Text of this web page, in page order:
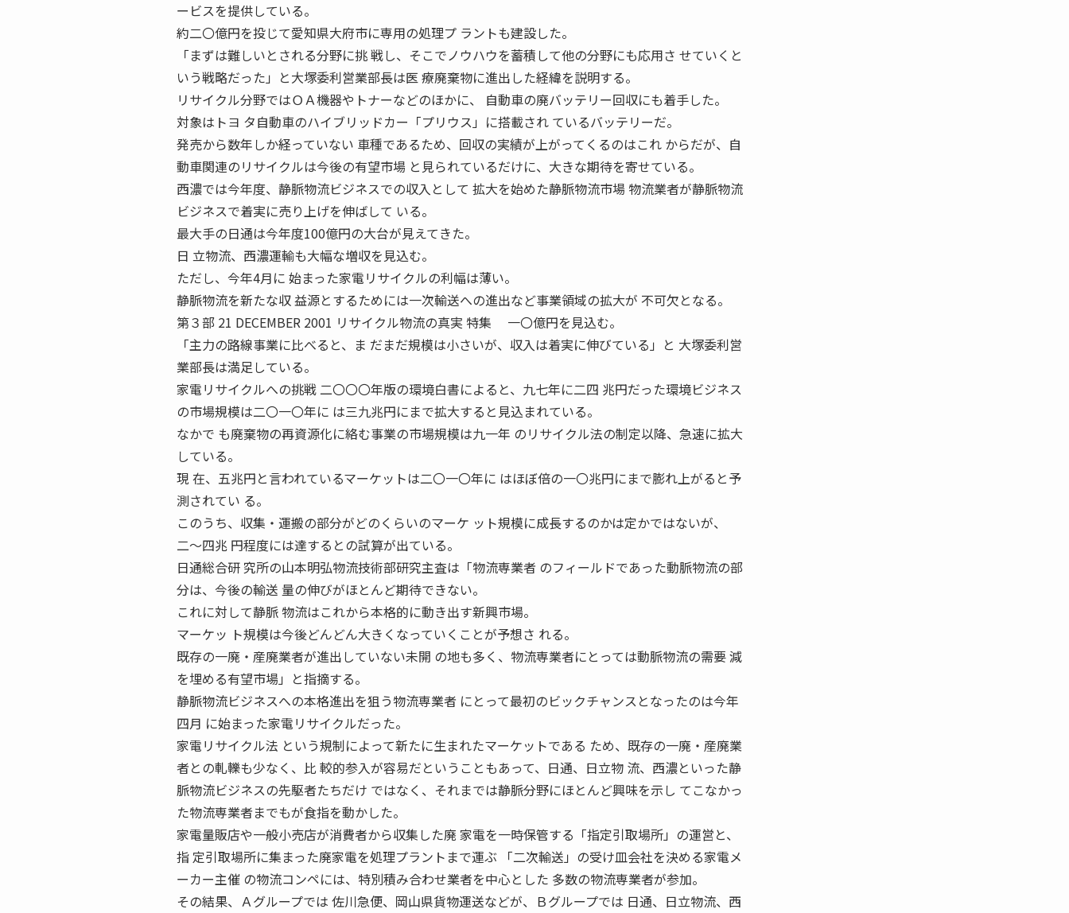
ービスを提供している。
約二〇億円を投じて愛知県大府市に専用の処理プ ラントも建設した。
「まずは難しいとされる分野に挑 戦し、そこでノウハウを蓄積して他の分野にも応用さ せていくと
いう戦略だった」と大塚委利営業部長は医 療廃棄物に進出した経緯を説明する。
リサイクル分野ではＯＡ機器やトナーなどのほかに、 自動車の廃バッテリー回収にも着手した。
対象はトヨ タ自動車のハイブリッドカー「プリウス」に搭載され ているバッテリーだ。
発売から数年しか経っていない 車種であるため、回収の実績が上がってくるのはこれ からだが、自
動車関連のリサイクルは今後の有望市場 と見られているだけに、大きな期待を寄せている。
西濃では今年度、静脈物流ビジネスでの収入として 拡大を始めた静脈物流市場 物流業者が静脈物流
ビジネスで着実に売り上げを伸ばして いる。
最大手の日通は今年度100億円の大台が見えてきた。
日 立物流、西濃運輸も大幅な増収を見込む。
ただし、今年4月に 始まった家電リサイクルの利幅は薄い。
静脈物流を新たな収 益源とするためには一次輸送への進出など事業領域の拡大が 不可欠となる。
第３部 21 DECEMBER 2001 リサイクル物流の真実 特集 一〇億円を見込む。
「主力の路線事業に比べると、ま だまだ規模は小さいが、収入は着実に伸びている」と 大塚委利営
業部長は満足している。
家電リサイクルへの挑戦 二〇〇〇年版の環境白書によると、九七年に二四 兆円だった環境ビジネス
の市場規模は二〇一〇年に は三九兆円にまで拡大すると見込まれている。
なかで も廃棄物の再資源化に絡む事業の市場規模は九一年 のリサイクル法の制定以降、急速に拡大
している。
現 在、五兆円と言われているマーケットは二〇一〇年に はほぼ倍の一〇兆円にまで膨れ上がると予
測されてい る。
このうち、収集・運搬の部分がどのくらいのマーケ ット規模に成長するのかは定かではないが、
二〜四兆 円程度には達するとの試算が出ている。
日通総合研 究所の山本明弘物流技術部研究主査は「物流専業者 のフィールドであった動脈物流の部
分は、今後の輸送 量の伸びがほとんど期待できない。
これに対して静脈 物流はこれから本格的に動き出す新興市場。
マーケッ ト規模は今後どんどん大きくなっていくことが予想さ れる。
既存の一廃・産廃業者が進出していない未開 の地も多く、物流専業者にとっては動脈物流の需要 減
を埋める有望市場」と指摘する。
静脈物流ビジネスへの本格進出を狙う物流専業者 にとって最初のビックチャンスとなったのは今年
四月 に始まった家電リサイクルだった。
家電リサイクル法 という規制によって新たに生まれたマーケットである ため、既存の一廃・産廃業
者との軋轢も少なく、比 較的参入が容易だということもあって、日通、日立物 流、西濃といった静
脈物流ビジネスの先駆者たちだけ ではなく、それまでは静脈分野にほとんど興味を示し てこなかっ
た物流専業者までもが食指を動かした。
家電量販店や一般小売店が消費者から収集した廃 家電を一時保管する「指定引取場所」の運営と、
指 定引取場所に集まった廃家電を処理プラントまで運ぶ 「二次輸送」の受け皿会社を決める家電メ
ーカー主催 の物流コンペには、特別積み合わせ業者を中心とした 多数の物流専業者が参加。
その結果、Ａグループでは 佐川急便、岡山県貨物運送などが、Ｂグループでは 日通、日立物流、西